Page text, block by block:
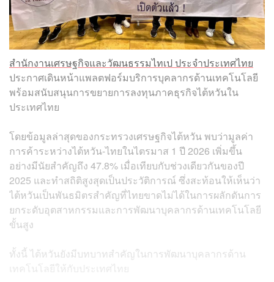
สำนักงานเศรษฐกิจและวัฒนธรรมไทเป ประจำประเทศไทย
ประกาศเดินหน้าแพลตฟอร์มบริการบุคลากรด้านเทคโนโลยี
พร้อมสนับสนุนการขยายการลงทุนภาคธุรกิจไต้หวันใน
ประเทศไทย
โดยข้อมูลล่าสุดของกระทรวงเศรษฐกิจไต้หวัน พบว่ามูลค่า
การค้าระหว่างไต้หวัน-ไทยในไตรมาส 1 ปี 2026 เพิ่มขึ้น
อย่างมีนัยสำคัญถึง 47.8% เมื่อเทียบกับช่วงเดียวกันของปี
2025 และทำสถิติสูงสุดเป็นประวัติการณ์ ซึ่งสะท้อนให้เห็นว่า
ไต้หวันเป็นพันธมิตรสำคัญที่ไทยขาดไม่ได้ในการผลักดันการ
ยกระดับอุตสาหกรรมและการพัฒนาบุคลากรด้านเทคโนโลยี
ขั้นสูง
ทั้งนี้ ไต้หวันยังมีบทบาทสำคัญในการพัฒนาบุคลากรด้าน
เทคโนโลยีให้กับประเทศไทย